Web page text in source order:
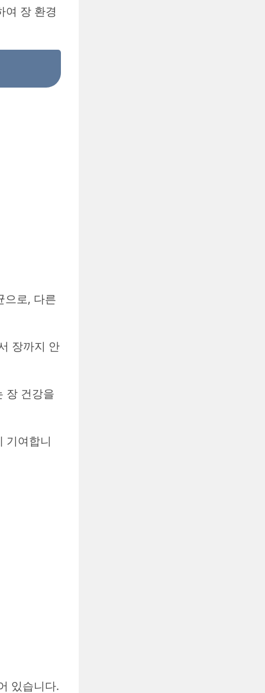
여 장 환경
으로, 다른
장까지 안
장 건강을
기여합니
있습니다.